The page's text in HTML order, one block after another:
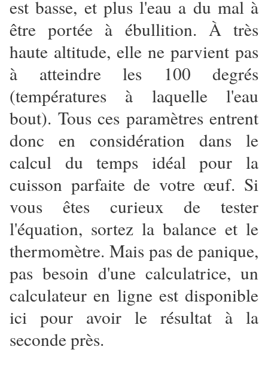
est basse, et plus l'eau a du mal à
être portée à ébullition. À très
haute altitude, elle ne parvient pas
à atteindre les 100 degrés
(températures à laquelle l'eau
bout). Tous ces paramètres entrent
donc en considération dans le
calcul du temps idéal pour la
cuisson parfaite de votre œuf. Si
vous êtes curieux de tester
l'équation, sortez la balance et le
thermomètre. Mais pas de panique,
pas besoin d'une calculatrice, un
calculateur en ligne est disponible
ici pour avoir le résultat à la
seconde près.